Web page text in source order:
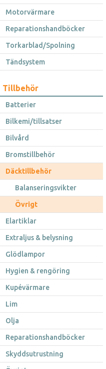
Motorvärmare
Reparationshandböcker
Torkarblad/Spolning
Tändsystem
Tillbehör
Batterier
Bilkemi/tillsatser
Bilvård
Bromstillbehör
Däcktillbehör
Balanseringsvikter
Övrigt
Elartiklar
Extraljus & belysning
Glödlampor
Hygien & rengöring
Kupévärmare
Lim
Olja
Reparationshandböcker
Skyddsutrustning